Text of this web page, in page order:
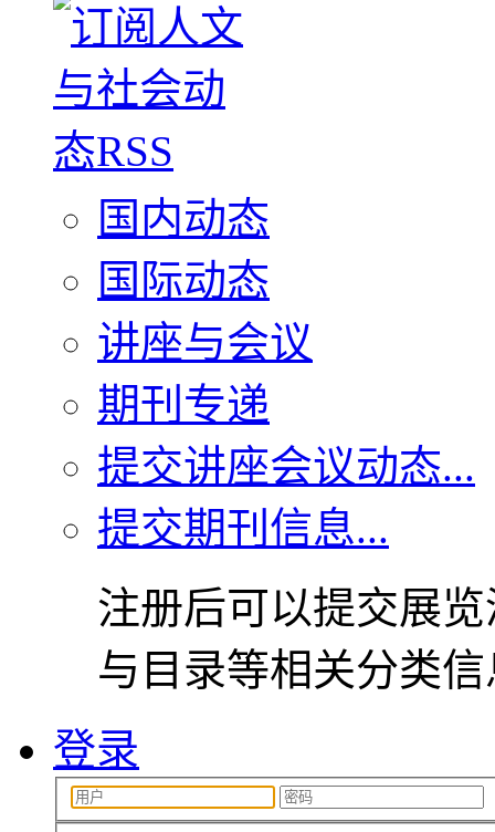
国内动态
国际动态
讲座与会议
期刊专递
提交讲座会议动态...
提交期刊信息...
注册后可以提交展
与目录等相关分类
登录